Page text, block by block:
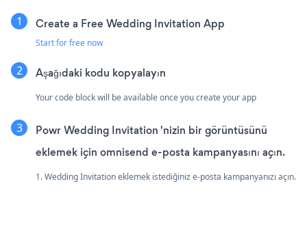
Create a Free Wedding Invitation App
Start for free now
Aşağıdaki kodu kopyalayın
Your code block will be available once you create your app
Powr Wedding Invitation 'nizin bir görüntüsünü
eklemek için omnisend e-posta kampanyasını açın.
1. Wedding Invitation eklemek istediğiniz e-posta kampanyanızı açın.